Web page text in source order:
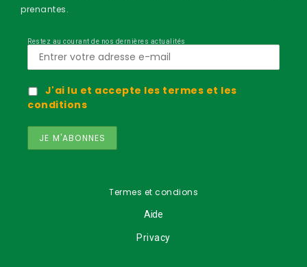
prenantes.
Restez au courant de nos dernières actualités
J'ai lu et accepte les termes et les
conditions
Termes et condions
Aide
Privacy